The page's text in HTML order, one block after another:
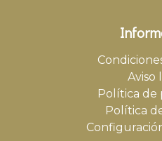
Aviso
Política de
Política